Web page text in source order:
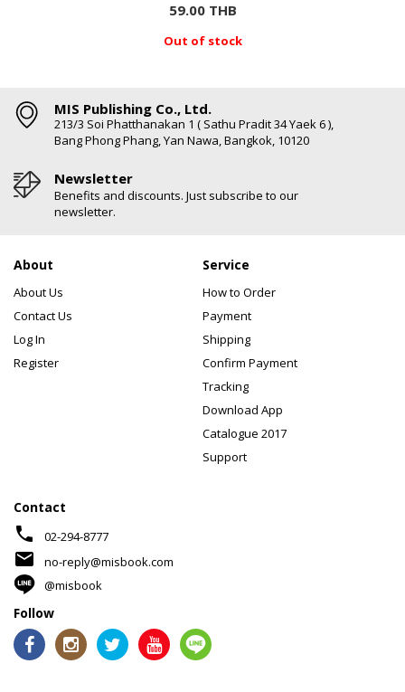
59.00 THB
Out of stock
MIS Publishing Co., Ltd.
213/3 Soi Phatthanakan 1 ( Sathu Pradit 34 Yaek 6 ),
Bang Phong Phang, Yan Nawa, Bangkok, 10120
Newsletter
Benefits and discounts. Just subscribe to our
newsletter.
About
About Us
Contact Us
Log In
Register
Service
How to Order
Payment
Shipping
Confirm Payment
Tracking
Download App
Catalogue 2017
Support
Contact
phone 02-294-8777
mail
no-reply@misbook.com
@misbook
Follow